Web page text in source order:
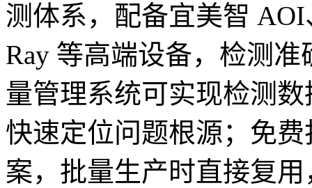
测体系，配备宜美智
Ray 等高端设备，检测
量管理系统可实现检测
快速定位问题根源；免
案，批量生产时直接复